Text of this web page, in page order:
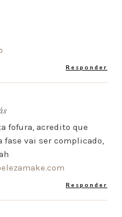
Responder
fofura, acredito que
fase vai ser complicado,
Responder